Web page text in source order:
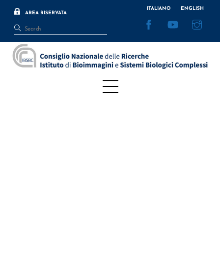
content
AREA RISERVATA
ITALIANO ENGLISH
Menu